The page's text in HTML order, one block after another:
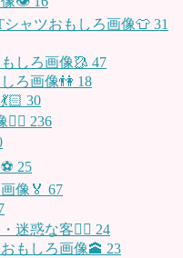
ャツおもしろ画像👕 31
しろ画像🥻 47
ろ画像👫 18
30
236
25
像🏅 67
迷惑な客🤦‍♀️ 24
もしろ画像🕋 23